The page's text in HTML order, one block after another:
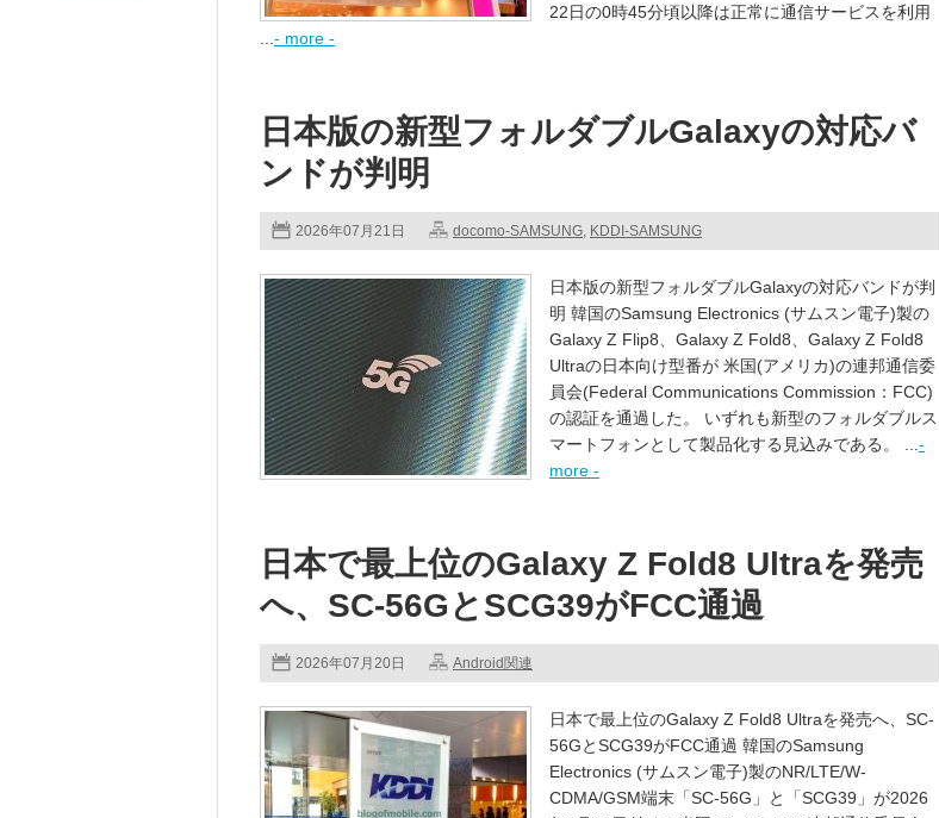
22日の0時45分頃以降は正常に通信サービスを利用
- more -
日本版の新型フォルダブルGalaxyの対応バ
ンドが判明
2026年07月21日 docomo-SAMSUNG, KDDI-SAMSUNG
日本版の新型フォルダブルGalaxyの対応バンドが判
明 韓国のSamsung Electronics (サムスン電子)製の
Galaxy Z Flip8、Galaxy Z Fold8、Galaxy Z Fold8
Ultraの日本向け型番が 米国(アメリカ)の連邦通信委
員会(Federal Communications Commission：FCC)
の認証を通過した。 いずれも新型のフォルダブルス
マートフォンとして製品化する見込みである。 ... -
more -
日本で最上位のGalaxy Z Fold8 Ultraを発売
へ、SC-56GとSCG39がFCC通過
2026年07月20日 Android関連
日本で最上位のGalaxy Z Fold8 Ultraを発売へ、SC-
56GとSCG39がFCC通過 韓国のSamsung
Electronics (サムスン電子)製のNR/LTE/W-
CDMA/GSM端末「SC-56G」と「SCG39」が2026